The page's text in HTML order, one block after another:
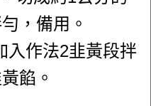
，備用。
入作法2韭黃段拌
餡。